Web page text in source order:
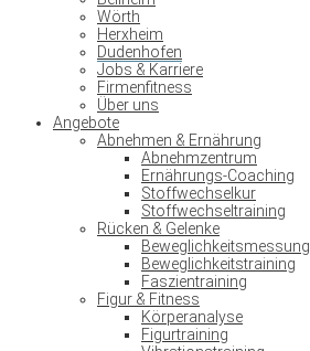
Wörth
Herxheim
Dudenhofen
Jobs & Karriere
Firmenfitness
Über uns
Angebote
Abnehmen & Ernährung
Abnehmzentrum
Ernährungs-Coaching
Stoffwechselkur
Stoffwechseltraining
Rücken & Gelenke
Beweglichkeitsmessung
Beweglichkeitstraining
Faszientraining
Figur & Fitness
Körperanalyse
Figurtraining